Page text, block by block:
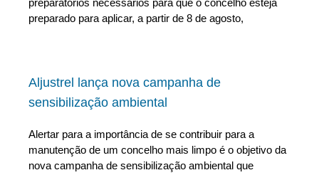
preparatórios necessários para que o concelho esteja
preparado para aplicar, a partir de 8 de agosto,
Aljustrel lança nova campanha de
sensibilização ambiental
Alertar para a importância de se contribuir para a
manutenção de um concelho mais limpo é o objetivo da
nova campanha de sensibilização ambiental que